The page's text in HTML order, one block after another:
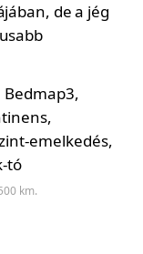
de a jég
km.